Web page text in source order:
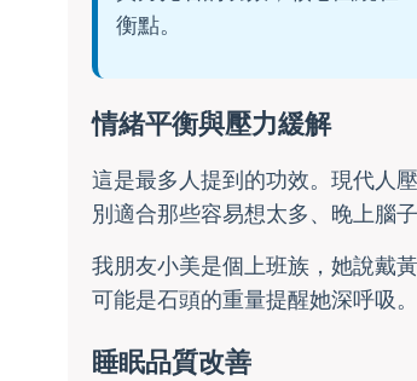
衡點。
情緒平衡與壓力緩解
這是最多人提到的功效。現代人
別適合那些容易想太多、晚上腦
我朋友小美是個上班族，她說戴
可能是石頭的重量提醒她深呼吸
睡眠品質改善